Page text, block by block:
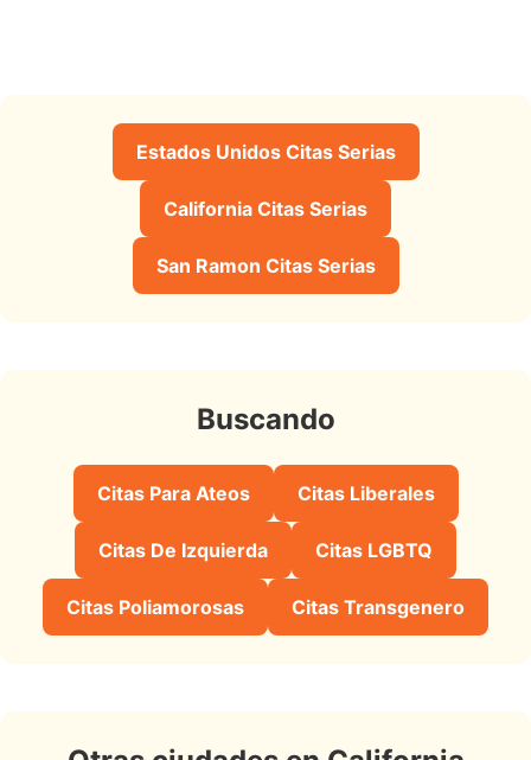
Estados Unidos Citas Serias
California Citas Serias
San Ramon Citas Serias
Buscando
Citas Para Ateos Citas Liberales
Citas De Izquierda Citas LGBTQ
Citas Poliamorosas Citas Transgenero